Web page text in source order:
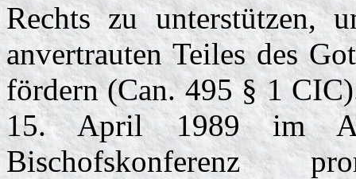
Rechts zu unterstützen,
anvertrauten Teiles des
fördern (Can. 495 § 1
15. April 1989 im
Bischofskonferenz